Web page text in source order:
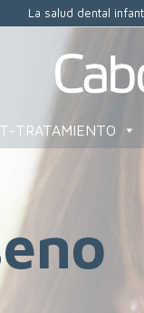
La salud dental
TRATAMIENTO